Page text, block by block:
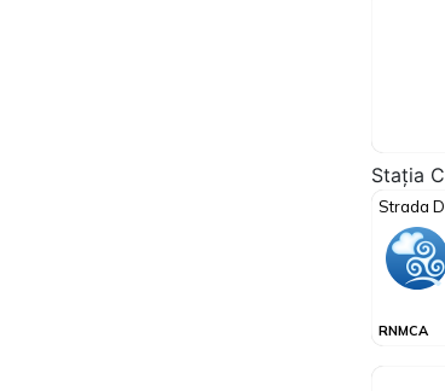
Stația